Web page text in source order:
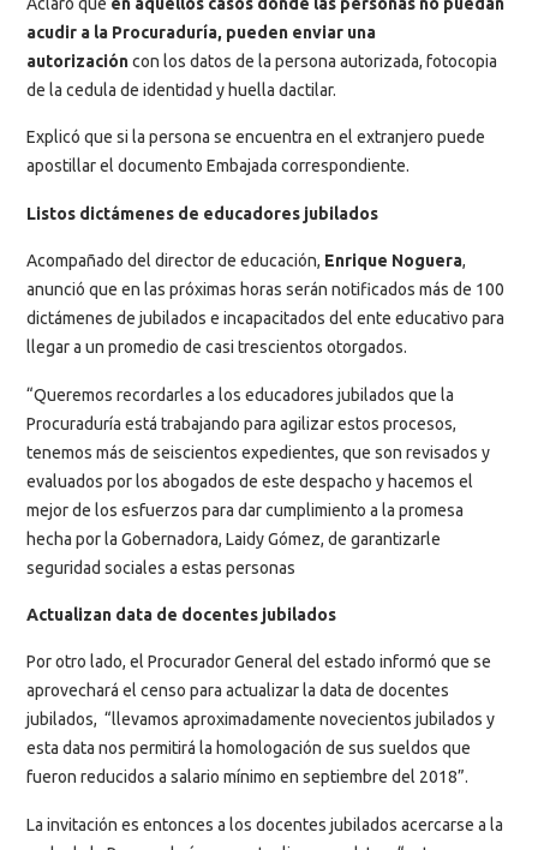
acudir a la Procuraduría, pueden enviar una
autorizacióncon los datos de la persona autorizada, fotocopia
de la cedula de identidad y huella dactilar.
Explicó que si la persona se encuentra en el extranjero puede
apostillar el documento Embajada correspondiente.
Listos dictámenes de educadores jubilados
Acompañado del director de educación, Enrique Noguera,
anunció que en las próximas horas serán notificados más de 100
dictámenes de jubilados e incapacitados del ente educativo para
llegar a un promedio de casi trescientos otorgados.
“Queremos recordarles a los educadores jubilados que la
Procuraduría está trabajando para agilizar estos procesos,
tenemos más de seiscientos expedientes, que son revisados y
evaluados por los abogados de este despacho y hacemos el
mejor de los esfuerzos para dar cumplimiento a la promesa
hecha por la Gobernadora, Laidy Gómez, de garantizarle
seguridad sociales a estas personas
Actualizan data de docentes jubilados
Por otro lado, el Procurador General del estado informó que se
aprovechará el censo para actualizar la data de docentes
jubilados, “llevamos aproximadamente novecientos jubilados y
esta data nos permitirá la homologación de sus sueldos que
fueron reducidos a salario mínimo en septiembre del 2018”.
La invitación es entonces a los docentes jubilados acercarse a la